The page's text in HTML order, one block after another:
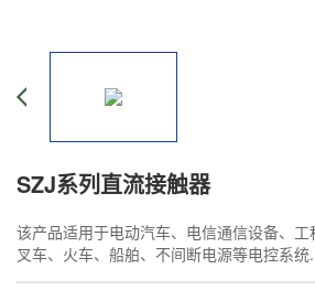
SZJ系列直流接触器
该产品适用于电动汽车、电信通信设备、
叉车、火车、船舶、不间断电源等电控系统.